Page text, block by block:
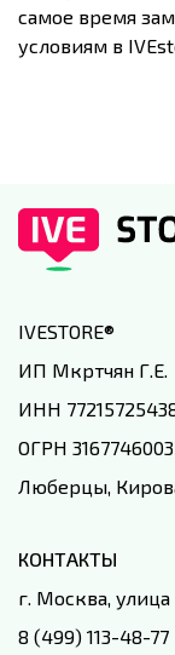
самое время
условиям в
IVESTORE®
ИП Мкртчян Г.Е.
ИНН
ОГРН
Люберцы,
КОНТАКТЫ
г. Москва,
8 (499) 113-48-77